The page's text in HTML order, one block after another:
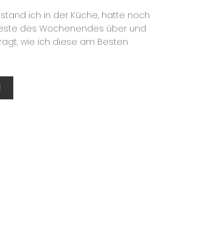
ich in der Küche, hatte noch
des Wochenendes über und
wie ich diese am Besten